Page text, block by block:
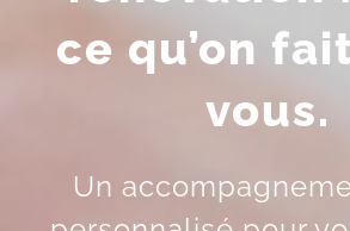
ce qu’on
vous.
Un